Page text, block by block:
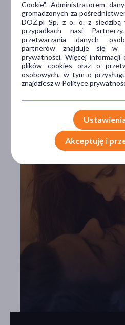
najlepszych substancji na
zaburzeń erekcji.
Sposób użycia
Zaleca się przyjąć 50 mg
przed planowaną
się stosowania produktu
Cookie". Administratorem
gromadzonych za
DOZ.pl Sp. z o. o. z
przypadkach nasi
przetwarzania danych
partnerów znajduje się w
prywatności. Więcej informacji
plików cookies oraz o
osobowych, w tym o
znajdziesz w Polityce
Akceptuję i